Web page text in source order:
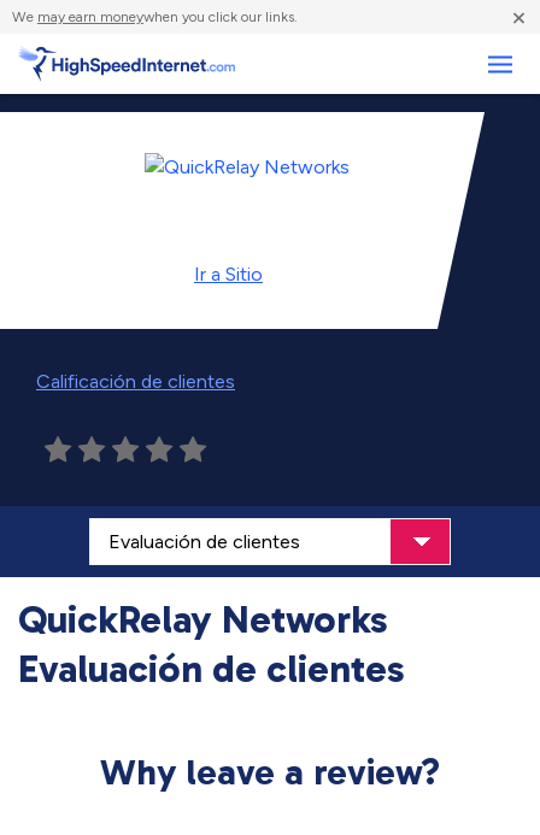
We may earn moneywhen you click our links. ×
Ir a Sitio
Calificación de clientes
QuickRelay Networks
Evaluación de clientes
Why leave a review?